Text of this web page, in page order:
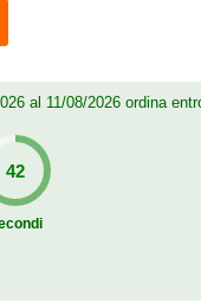
al 11/08/2026 ordina